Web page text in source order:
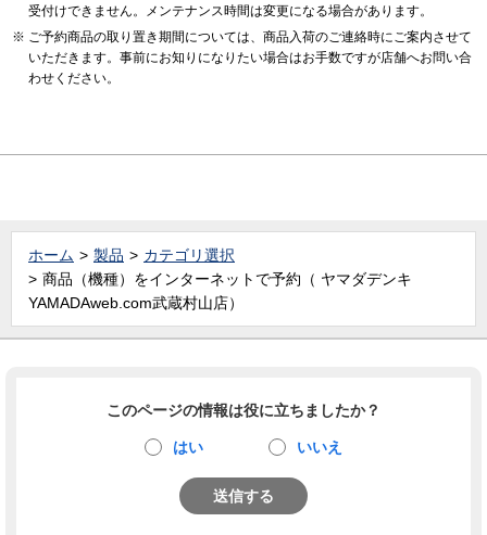
受付けできません。メンテナンス時間は変更になる場合があります。
ご予約商品の取り置き期間については、商品入荷のご連絡時にご案内させて
いただきます。事前にお知りになりたい場合はお手数ですが店舗へお問い合
わせください。
ホーム 製品
カテゴリ選択
商品（機種）をインターネットで予約（ ヤマダデンキ
YAMADAweb.com武蔵村山店）
このページの情報は役に立ちましたか？
はい いいえ
送信する